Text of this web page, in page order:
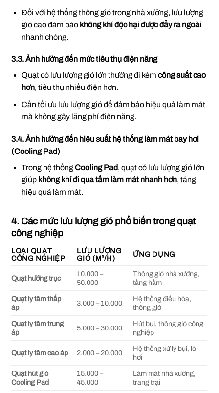
Đối với hệ thống thông gió trong nhà xưởng, lưu lượng
gió cao đảm bảo không khí độc hại được đẩy ra ngoài
nhanh chóng.
3.3. Ảnh hưởng đến mức tiêu thụ điện năng
Quạt có lưu lượng gió lớn thường đi kèm công suất cao
hơn, tiêu thụ nhiều điện hơn.
Cần tối ưu lưu lượng gió để đảm bảo hiệu quả làm mát
mà không gây lãng phí điện năng.
3.4. Ảnh hưởng đến hiệu suất hệ thống làm mát bay hơi
(Cooling Pad)
Trong hệ thốngCooling Pad, quạt có lưu lượng gió lớn
giúp không khí đi qua tấm làm mát nhanh hơn, tăng
hiệu quả làm mát.
4. Các mức lưu lượng gió phổ biến trong quạt
công nghiệp
LOẠI QUẠT
CÔNG NGHIỆP
LƯU LƯỢNG
GIÓ (M³/H)
ỨNG DỤNG
Quạt hướng trục
10.000 –
50.000
Thông gió nhà xưởng,
tầng hầm
Quạt ly tâm thấp
áp
3.000 – 10.000
Hệ thống điều hòa,
thông gió
Quạt ly tâm trung
áp
5.000 – 30.000
Hút bụi, thông gió công
nghiệp
Quạt ly tâm cao áp 2.000 – 20.000
Hệ thống xử lý bụi, lò
hơi
Quạt hút gió
Cooling Pad
15.000 –
45.000
Làm mát nhà xưởng,
trang trại